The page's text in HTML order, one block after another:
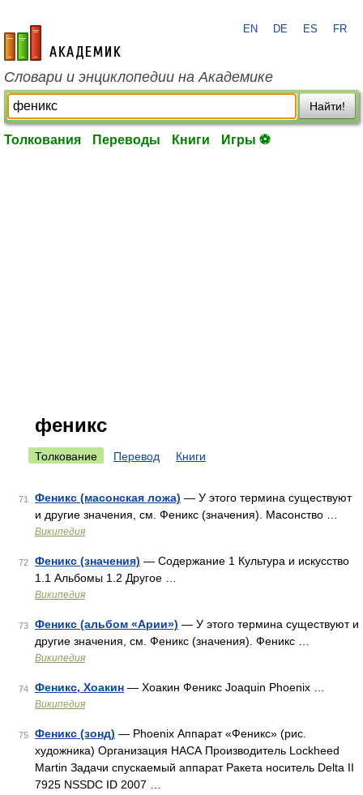
academic.ru
EN DE ES FR
Словари и энциклопедии на Академике
Найти!
Толкования Переводы Книги Игры ⚽
феникс
Толкование Перевод Книги
71 Феникс (масонская ложа) — У этого термина существуют
и другие значения, см. Феникс (значения). Масонство …
Википедия
72 Феникс (значения) — Содержание 1 Культура и искусство
1.1 Альбомы 1.2 Другое …
Википедия
73 Феникс (альбом «Арии») — У этого термина существуют и
другие значения, см. Феникс (значения). Феникс …
Википедия
74 Феникс, Хоакин — Хоакин Феникс Joaquin Phoenix …
Википедия
75 Феникс (зонд) — Phoenix Аппарат «Феникс» (рис.
художника) Организация НАСА Производитель Lockheed
Martin Задачи спускаемый аппарат Ракета носитель Delta II
7925 NSSDC ID 2007 …